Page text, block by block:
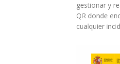
gestionar y
QR donde
cualquier